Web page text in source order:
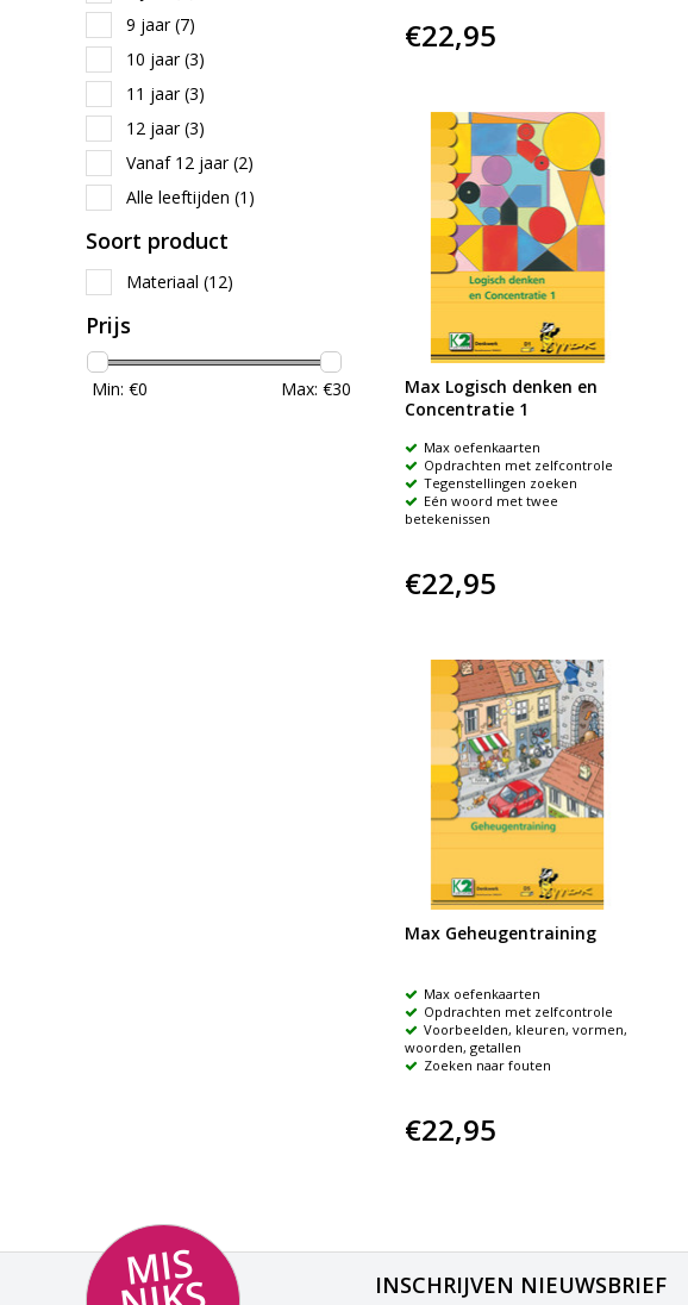
9 jaar(7)
10 jaar(3)
11 jaar(3)
12 jaar(3)
Vanaf 12 jaar(2)
Alle leeftijden (1)
Soort product
Materiaal (12)
Prijs
Min: €0 Max: €30
€22,95
Max Logisch denken en
Concentratie 1
Max oefenkaarten
Opdrachten met zelfcontrole
Tegenstellingen zoeken
Eén woord met twee
betekenissen
€22,95
Max Geheugentraining
Max oefenkaarten
Opdrachten met zelfcontrole
Voorbeelden, kleuren, vormen,
woorden, getallen
Zoeken naar fouten
€22,95
MI
S
NI
K
M
E
E INSCHRIJVEN NIEUWSBRIEF